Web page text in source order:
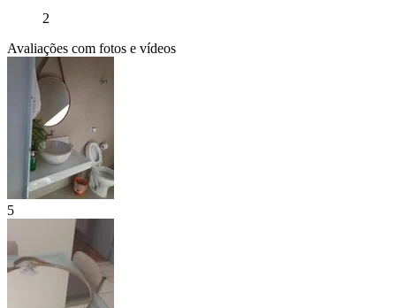
2
Avaliações com fotos e vídeos
5